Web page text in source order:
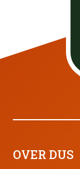
OVER DUS